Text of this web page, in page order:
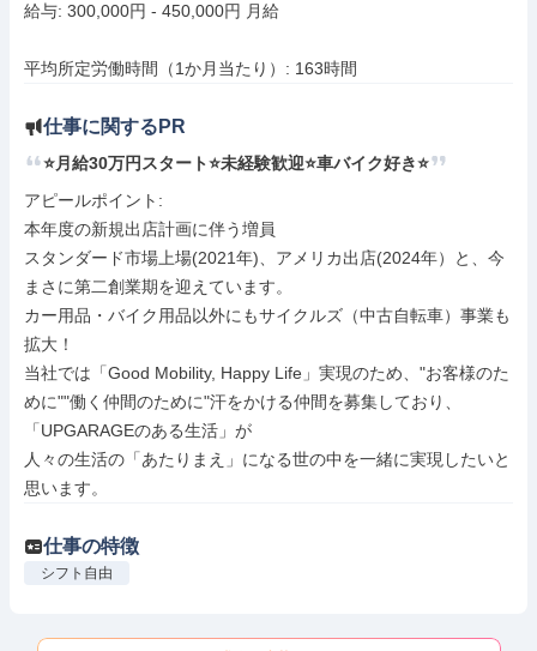
給与: 300,000円 - 450,000円 月給
平均所定労働時間（1か月当たり）: 163時間
仕事に関するPR
⭐月給30万円スタート⭐未経験歓迎⭐車バイク好き⭐
アピールポイント:
本年度の新規出店計画に伴う増員
スタンダード市場上場(2021年)、アメリカ出店(2024年）と、今
まさに第二創業期を迎えています。
カー用品・バイク用品以外にもサイクルズ（中古自転車）事業も
拡大！
当社では「Good Mobility, Happy Life」実現のため、"お客様のた
めに""働く仲間のために"汗をかける仲間を募集しており、
「UPGARAGEのある生活」が
人々の生活の「あたりまえ」になる世の中を一緒に実現したいと
思います。
仕事の特徴
シフト自由